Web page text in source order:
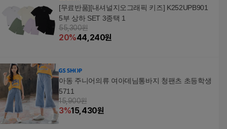
[무료반품][내셔널지오그래픽 키즈] K252UPB901
5부 상하 SET 3종택 1
55,300원
20%44,240원
아동 주니어의류 여아데님통바지 청팬츠 초등학생
5711
15,900원
3%15,430원